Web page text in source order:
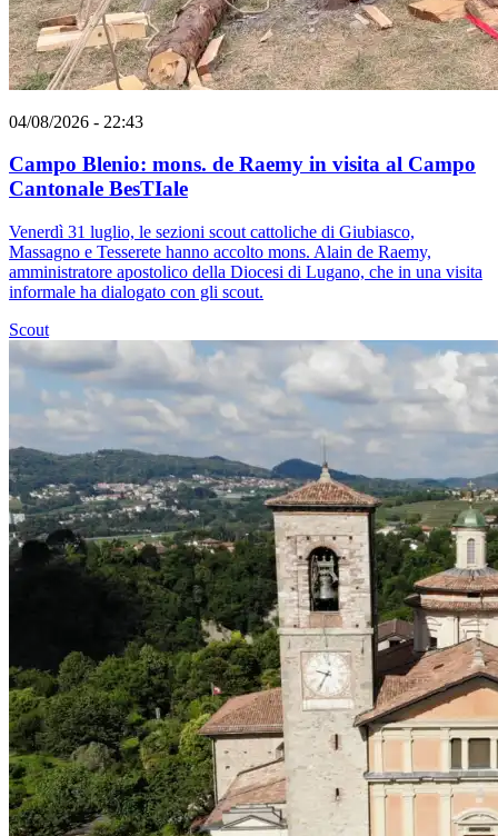
04/08/2026 - 22:43
Campo Blenio: mons. de Raemy in visita al Campo
Cantonale BesTIale
Venerdì 31 luglio, le sezioni scout cattoliche di Giubiasco,
Massagno e Tesserete hanno accolto mons. Alain de Raemy,
amministratore apostolico della Diocesi di Lugano, che in una visita
informale ha dialogato con gli scout.
Scout